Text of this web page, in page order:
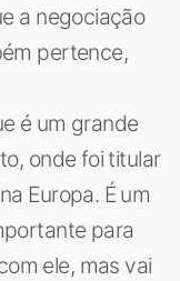
a negociação
pertence,
é um grande
onde foi titular
Europa. É um
para
ele, mas vai